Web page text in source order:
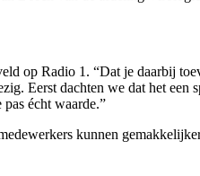
op Radio 1. “Dat je daarbij
Eerst dachten we dat het
écht waarde.”
kunnen